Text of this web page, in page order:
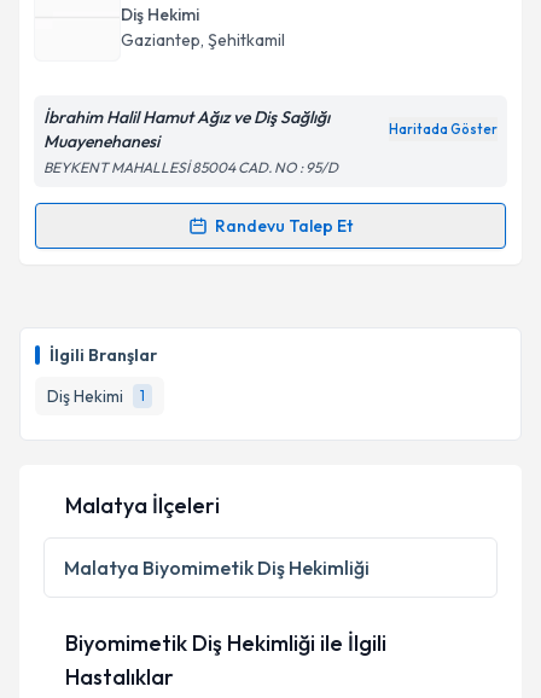
İlgili Branşlar
Diş Hekimi
1
Diş Hekimi
Gaziantep, Şehitkamil
İbrahim Halil Hamut Ağız ve Diş Sağlığı
Muayenehanesi
Haritada Göster
BEYKENT MAHALLESİ 85004 CAD. NO : 95/D
Randevu Talep Et
Randevu Takvimi Talebi
takvim hazırlandığında e-posta ile bilgilendireceğiz.
E-posta Adresiniz
Kişisel verilerimin işlenmesine ilişkinAydınlatma
Metni 'ni okudum ve kişisel verilerimin belirtilen
kapsamda işlenmesini kabul ediyorum.
Takvim Talebini Gönder
Malatya İlçeleri
Malatya Biyomimetik Diş Hekimliği
Biyomimetik Diş Hekimliği ile İlgili
Hastalıklar